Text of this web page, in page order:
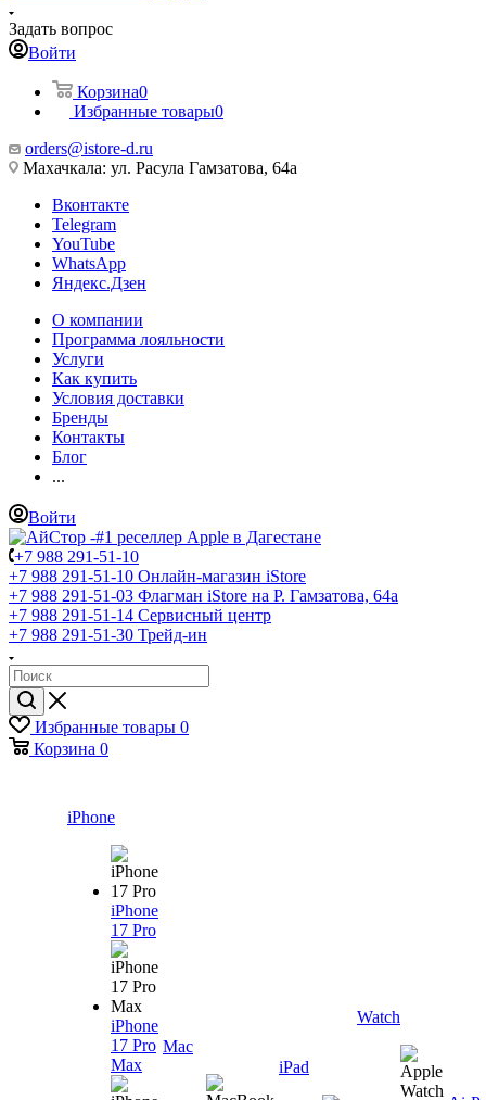
Задать вопрос
Войти
Корзина0
Избранные товары0
orders@istore-d.ru
Махачкала: ул. Расула Гамзатова, 64а
Вконтакте
Telegram
YouTube
WhatsApp
Яндекс.Дзен
О компании
Программа лояльности
Услуги
Как купить
Условия доставки
Бренды
Контакты
Блог
...
Войти
+7 988 291-51-10
+7 988 291-51-10 Онлайн-магазин iStore
+7 988 291-51-03 Флагман iStore на Р. Гамзатова, 64а
+7 988 291-51-14 Сервисный центр
+7 988 291-51-30 Трейд-ин
Избранные товары 0
Корзина 0
iPhone
iPhone
17 Pro
iPhone
17 Pro
Max
Mac
iPad
Watch